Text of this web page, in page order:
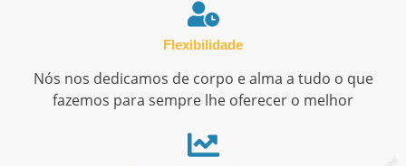
Flexibilidade
Nós nos dedicamos de corpo e alma a tudo o que
fazemos para sempre lhe oferecer o melhor